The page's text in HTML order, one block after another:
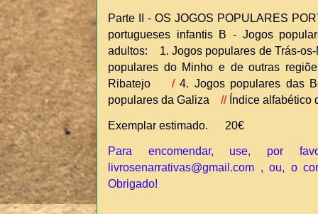
Parte II - OS JOGOS POPULARES
portugueses infantis B - Jogos
adultos: 1. Jogos populares de Trás-
populares do Minho e de outras
Ribatejo
/4. Jogos populares
populares da Galiza
//Índice alfabético
Exemplar estimado. 20€
Para encomendar, use, por
livrosenarrativas@gmail.com , ou, o
Obrigado!